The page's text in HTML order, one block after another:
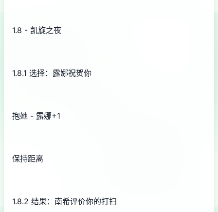
1.8 - 凯旋之夜
1.8.1 选择：露娜祝贺你
抱她 - 露娜+1
保持距离
1.8.2 结果：南希评价你的打扫